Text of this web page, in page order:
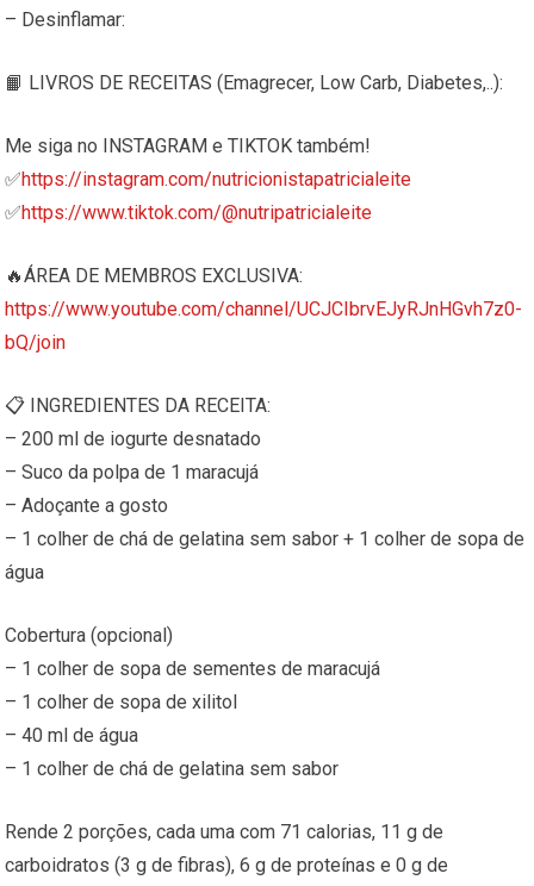
– Desinflamar:
📙 LIVROS DE RECEITAS (Emagrecer, Low Carb, Diabetes,..):
Me siga no INSTAGRAM e TIKTOK também!
✅https://instagram.com/nutricionistapatricialeite
✅https://www.tiktok.com/@nutripatricialeite
🔥ÁREA DE MEMBROS EXCLUSIVA:
https://www.youtube.com/channel/UCJCIbrvEJyRJnHGvh7z0-
bQ/join
📋 INGREDIENTES DA RECEITA:
– 200 ml de iogurte desnatado
– Suco da polpa de 1 maracujá
– Adoçante a gosto
– 1 colher de chá de gelatina sem sabor + 1 colher de sopa de
água
Cobertura (opcional)
– 1 colher de sopa de sementes de maracujá
– 1 colher de sopa de xilitol
– 40 ml de água
– 1 colher de chá de gelatina sem sabor
Rende 2 porções, cada uma com 71 calorias, 11 g de
carboidratos (3 g de fibras), 6 g de proteínas e 0 g de